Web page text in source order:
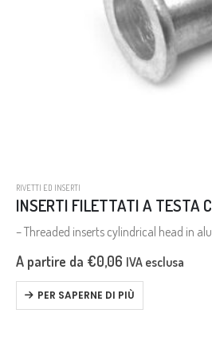
RIVETTI ED INSERTI
– Threaded inserts cylindrical head in
A partire da €0,06 IVA esclusa
PER SAPERNE DI PIÙ